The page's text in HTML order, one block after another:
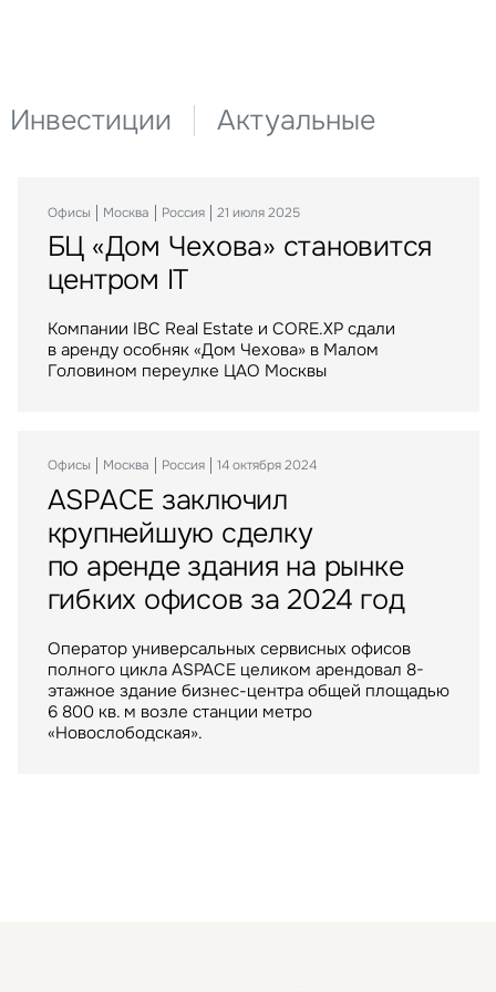
Инвестиции Актуальные
Офисы Москва Россия 21 июля 2025
БЦ «Дом Чехова» становится
центром IT
Компании IBC Real Estate и CORE.XP сдали
в аренду особняк «Дом Чехова» в Малом
Головином переулке ЦАО Москвы
Офисы Москва Россия 14 октября 2024
ASPACE заключил
крупнейшую сделку
по аренде здания на рынке
гибких офисов за 2024 год
Оператор универсальных сервисных офисов
полного цикла ASPACE целиком арендовал 8-
этажное здание бизнес-центра общей площадью
6 800 кв. м возле станции метро
«Новослободская».
Склады Москва Россия 15 сентября 2025
Крупнейший российский
маркетплейс расширяется
в Воронеже
Крупнейший российский маркетплейс стал
арендатором логистического комплекса
Москва
ИП «РУСИЧ Холмогоры»
пополнился крупным
арендатором
Крупнейший российский маркетплейс стал
арендатором склада в индустриальном парке
«РУСИЧ Холмогоры» на северо-востоке Москвы
Инвестиции Москва Россия 29 сентября 2023
Торговые центры «МЕГА»
стали российским активом
IBC Real Estate выступила консультантом
крупнейшей в истории рынка сделки
по приобретению Группой Газпромбанк сети
Инвестиции Москва Россия 06 апреля 2023
Balchug Capital выкупил
у американских инвесторов
один из крупнейших
московских ТРЦ
ТРЦ "Метрополис" общей площадью 205 тыс. кв.
м. был построен девелопером Capital Partners
в 2009 году